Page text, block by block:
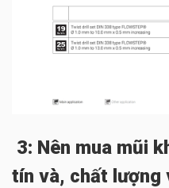
3: Nên mua mũi
tín và, chất lượng